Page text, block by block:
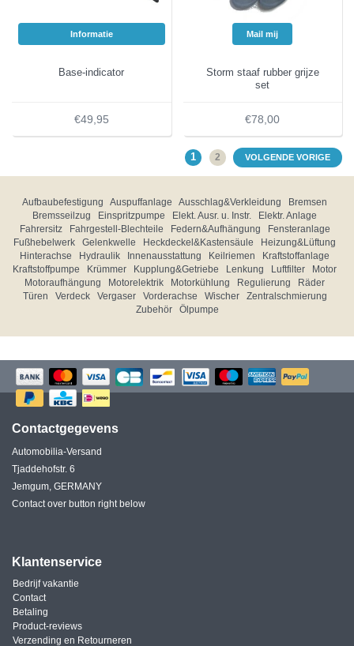
Informatie
Base-indicator
€49,95
Mail mij
Storm staaf rubber grijze
set
€78,00
1 2 VOLGENDE VORIGE
Aufbaubefestigung Auspuffanlage Ausschlag&Verkleidung
Bremsen
Bremsseilzug
Einspritzpumpe Elekt. Ausr. u. Instr.
Elektr. Anlage
Fahrersitz
Fahrgestell-Blechteile Federn&Aufhängung
Fensteranlage
Fußhebelwerk
Gelenkwelle Heckdeckel&Kastensäule
Heizung&Lüftung
Hinterachse
Hydraulik Innenausstattung Keilriemen
Kraftstoffanlage
Kraftstoffpumpe
Krümmer Kupplung&Getriebe Lenkung Luftfilter
Motor
Motoraufhängung
Motorelektrik Motorkühlung Regulierung
Räder
Türen
Verdeck Vergaser Vorderachse Wischer
Zentralschmierung
Zubehör
Ölpumpe
Contactgegevens
Automobilia-Versand
Tjaddehofstr. 6
Jemgum, GERMANY
Contact over button right below
Klantenservice
Bedrijf vakantie
Contact
Betaling
Product-reviews
Verzending en Retourneren